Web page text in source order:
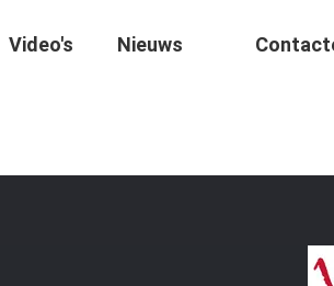
Video's Nieuws